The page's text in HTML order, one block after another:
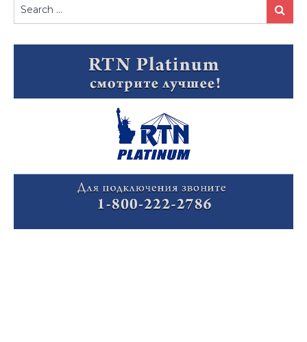
for:
Search